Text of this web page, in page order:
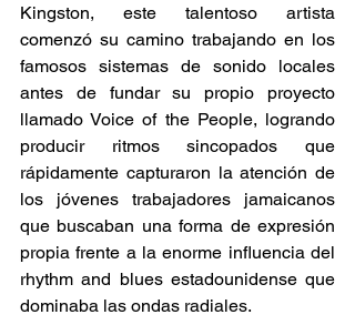
Kingston, este talentoso artista
comenzó su camino trabajando en los
famosos sistemas de sonido locales
antes de fundar su propio proyecto
llamado Voice of the People, logrando
producir ritmos sincopados que
rápidamente capturaron la atención de
los jóvenes trabajadores jamaicanos
que buscaban una forma de expresión
propia frente a la enorme influencia del
rhythm and blues estadounidense que
dominaba las ondas radiales.